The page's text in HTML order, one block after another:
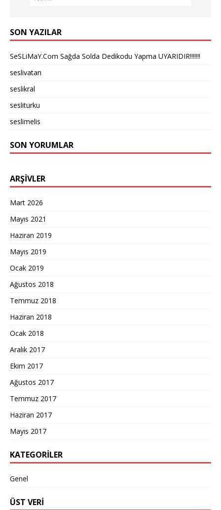
SON YAZILAR
SeSLiMaY.Com Sağda Solda Dedikodu Yapma UYARIDIR!!!!!!!
seslivatan
seslikral
sesliturku
seslimelis
SON YORUMLAR
ARŞIVLER
Mart 2026
Mayıs 2021
Haziran 2019
Mayıs 2019
Ocak 2019
Ağustos 2018
Temmuz 2018
Haziran 2018
Ocak 2018
Aralık 2017
Ekim 2017
Ağustos 2017
Temmuz 2017
Haziran 2017
Mayıs 2017
KATEGORILER
Genel
ÜST VERI